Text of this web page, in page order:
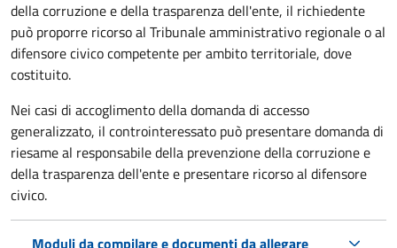
della corruzione e della trasparenza dell'ente, il richiedente
può proporre ricorso al Tribunale amministrativo regionale o al
difensore civico competente per ambito territoriale, dove
costituito.
Nei casi di accoglimento della domanda di accesso
generalizzato, il controinteressato può presentare domanda di
riesame al responsabile della prevenzione della corruzione e
della trasparenza dell'ente e presentare ricorso al difensore
civico.
Moduli da compilare e documenti da allegare